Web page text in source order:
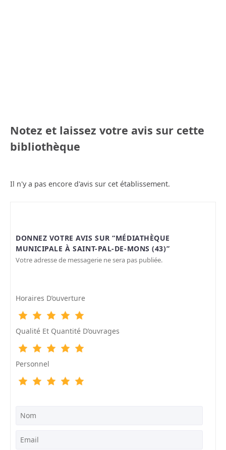
Notez et laissez votre avis sur cette
bibliothèque
Il n'y a pas encore d'avis sur cet établissement.
DONNEZ VOTRE AVIS SUR “MÉDIATHÈQUE
MUNICIPALE À SAINT-PAL-DE-MONS (43)”
Votre adresse de messagerie ne sera pas publiée.
Horaires D’ouverture
Qualité Et Quantité D’ouvrages
Personnel